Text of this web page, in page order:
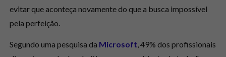
evitar que aconteça novamente do que a busca impossível
pela perfeição.
Segundo uma pesquisa da Microsoft, 49% dos profissionais